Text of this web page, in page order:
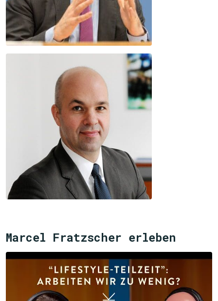
Marcel Fratzscher erleben